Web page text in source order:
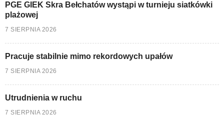
PGE GIEK Skra Bełchatów wystąpi w turnieju siatkówki
plażowej
7 SIERPNIA 2026
Pracuje stabilnie mimo rekordowych upałów
7 SIERPNIA 2026
Utrudnienia w ruchu
7 SIERPNIA 2026